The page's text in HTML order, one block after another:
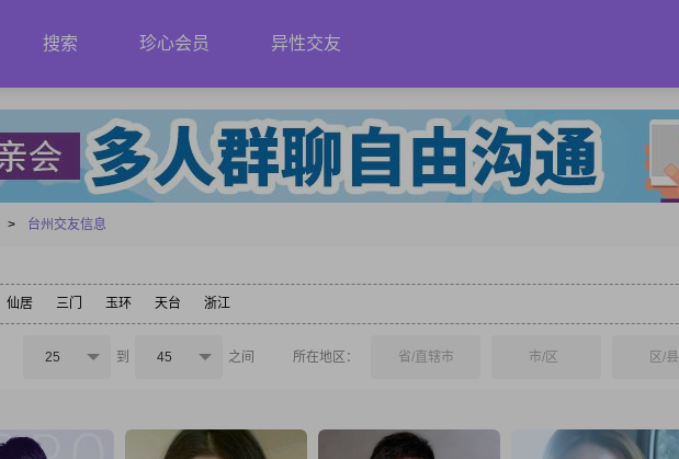
搜索 珍心会员 异性交友
> 台州交友信息
仙居 三门 玉环 天台 浙江
25 到 45 之间 所在地区： 省/直辖市 市/区 区/县